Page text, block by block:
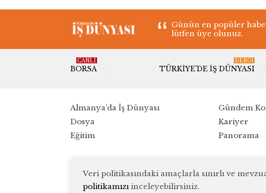
Günün en popüler
lütfen üye olunuz.
BORSA
CANLI
TÜRKIYE'DE İŞ DÜNYASI
DERGI
Almanya’da İş Dünyası
Dosya
Eğitim
Gündem
Kariyer
Panorama
Veri politikasındaki amaçlarla sınırlı ve
politikamızı inceleyebilirsiniz.